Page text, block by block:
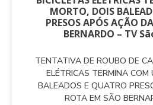
MORTO, DOIS
PRESOS APÓS AÇÃO
BERNARDO – TV
TENTATIVA DE ROUBO DE
ELÉTRICAS TERMINA COM
BALEADOS E QUATRO
ROTA EM SÃO